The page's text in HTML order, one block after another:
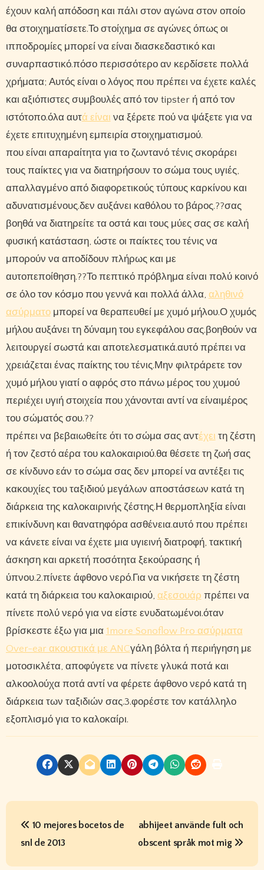
έχουν καλή απόδοση και πάλι στον αγώνα στον οποίο
θα στοιχηματίσετε.Το στοίχημα σε αγώνες όπως οι
ιπποδρομίες μπορεί να είναι διασκεδαστικό και
συναρπαστικό.πόσο περισσότερο αν κερδίσετε πολλά
χρήματα; Αυτός είναι ο λόγος που πρέπει να έχετε καλές
και αξιόπιστες συμβουλές από τον tipster ή από τον
ιστότοπο.όλα αυτά είναι να ξέρετε πού να ψάξετε για να
έχετε επιτυχημένη εμπειρία στοιχηματισμού.
που είναι απαραίτητα για το ζωντανό τένις σκοράρει
τους παίκτες για να διατηρήσουν το σώμα τους υγιές,
απαλλαγμένο από διαφορετικούς τύπους καρκίνου και
αδυνατισμένους.δεν αυξάνει καθόλου το βάρος.??σας
βοηθά να διατηρείτε τα οστά και τους μύες σας σε καλή
φυσική κατάσταση, ώστε οι παίκτες του τένις να
μπορούν να αποδίδουν πλήρως και με
αυτοπεποίθηση.??Το πεπτικό πρόβλημα είναι πολύ κοινό
σε όλο τον κόσμο που γεννά και πολλά άλλα, αληθινό
ασύρματομπορεί να θεραπευθεί με χυμό μήλου.Ο χυμός
μήλου αυξάνει τη δύναμη του εγκεφάλου σας.βοηθούν να
λειτουργεί σωστά και αποτελεσματικά.αυτό πρέπει να
χρειάζεται ένας παίκτης του τένις.Μην φιλτράρετε τον
χυμό μήλου γιατί ο αφρός στο πάνω μέρος του χυμού
περιέχει υγιή στοιχεία που χάνονται αντί να είναιμέρος
του σώματός σου.??
πρέπει να βεβαιωθείτε ότι το σώμα σας αντέχει τη ζέστη
ή τον ζεστό αέρα του καλοκαιριού.θα θέσετε τη ζωή σας
σε κίνδυνο εάν το σώμα σας δεν μπορεί να αντέξει τις
κακουχίες του ταξιδιού μεγάλων αποστάσεων κατά τη
διάρκεια της καλοκαιρινής ζέστης.Η θερμοπληξία είναι
επικίνδυνη και θανατηφόρα ασθένεια.αυτό που πρέπει
να κάνετε είναι να έχετε μια υγιεινή διατροφή, τακτική
άσκηση και αρκετή ποσότητα ξεκούρασης ή
ύπνου.2.πίνετε άφθονο νερό.Για να νικήσετε τη ζέστη
κατά τη διάρκεια του καλοκαιριού, αξεσουάρ πρέπει να
πίνετε πολύ νερό για να είστε ενυδατωμένοι.όταν
βρίσκεστε έξω για μια 1more Sonoflow Pro ασύρματα
Over-ear ακουστικά με ANCγάλη βόλτα ή περιήγηση με
μοτοσικλέτα, αποφύγετε να πίνετε γλυκά ποτά και
αλκοολούχα ποτά αντί να φέρετε άφθονο νερό κατά τη
διάρκεια των ταξιδιών σας.3.φορέστε τον κατάλληλο
εξοπλισμό για το καλοκαίρι.
P
s
10 mejores bocetos de
snl de 2013
abhijeet använde fult och
obscent språk mot mig